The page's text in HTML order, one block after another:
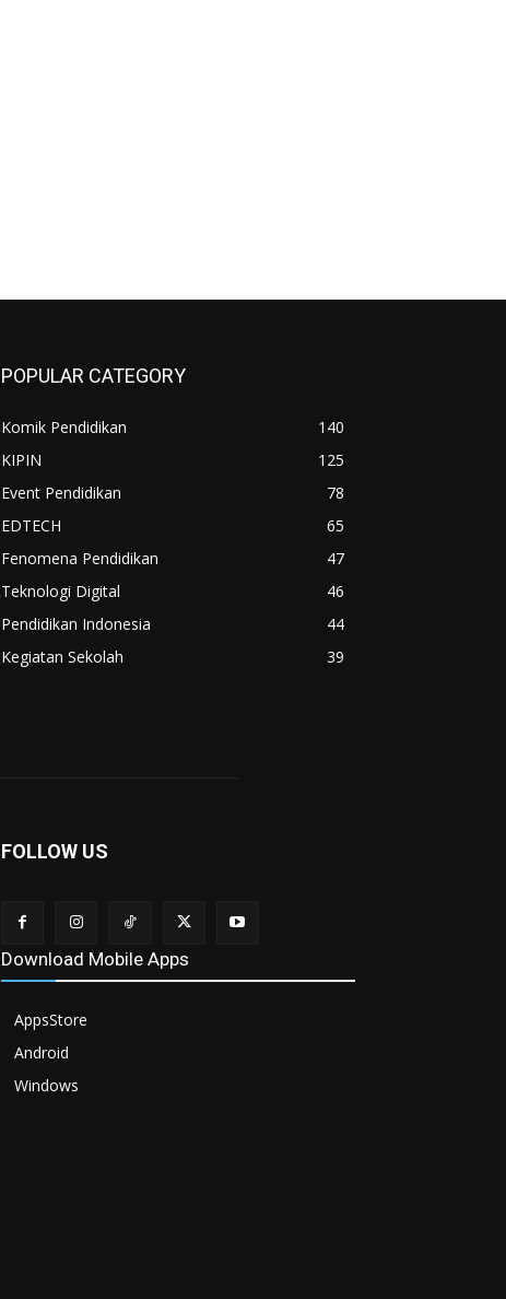
POPULAR CATEGORY
Komik Pendidikan
140
KIPIN
125
Event Pendidikan
78
EDTECH
65
Fenomena Pendidikan
47
Teknologi Digital
46
Pendidikan Indonesia
44
Kegiatan Sekolah
39
FOLLOW US
Download Mobile Apps
AppsStore
Android
Windows